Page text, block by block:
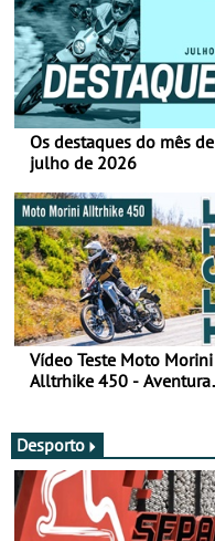
Os destaques do mês de
julho de 2026
Vídeo Teste Moto Morini
Alltrhike 450 - Aventura
Desporto